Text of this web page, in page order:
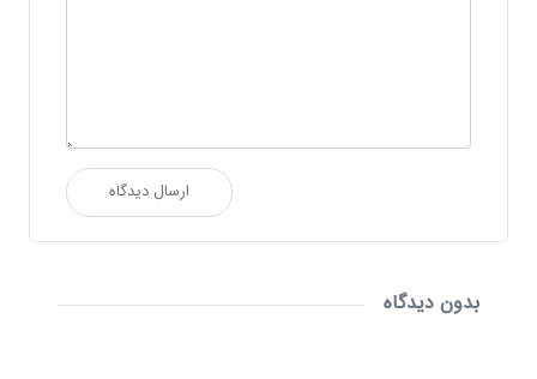
ارسال دیدگاه
بدون دیدگاه